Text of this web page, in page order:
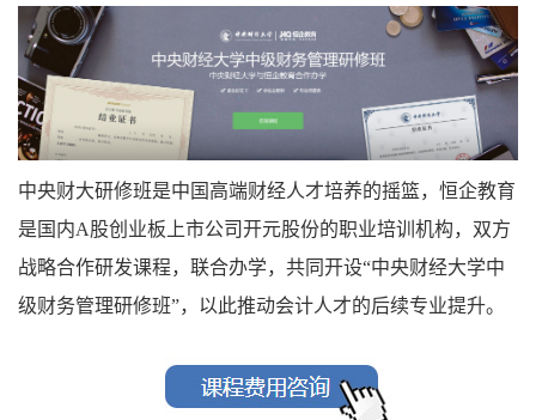
中央财大研修班是中国高端财经人才培养的摇篮，恒企教育
是国内A股创业板上市公司开元股份的职业培训机构，双方
战略合作研发课程，联合办学，共同开设“中央财经大学中
级财务管理研修班”，以此推动会计人才的后续专业提升。